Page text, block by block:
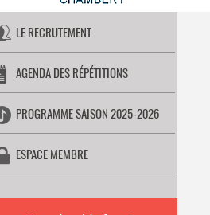
LE RECRUTEMENT
AGENDA DES RÉPÉTITIONS
PROGRAMME SAISON 2025-2026
ESPACE MEMBRE